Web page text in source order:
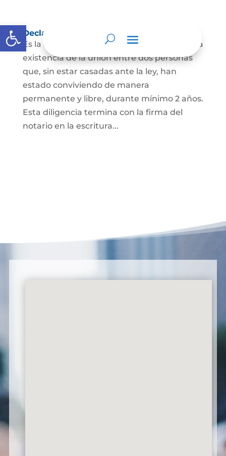
Abrir barra de herramientas
Declaración de Unión Marital de Hecho
Es la manifestación ante juez o notario de la
existencia de la unión entre dos personas
que, sin estar casadas ante la ley, han
estado conviviendo de manera
permanente y libre, durante mínimo 2 años.
Esta diligencia termina con la firma del
notario en la escritura...